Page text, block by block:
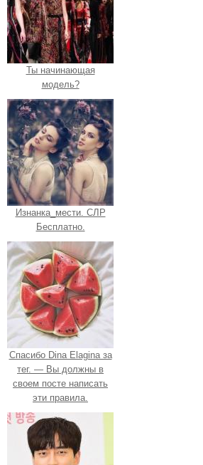
Ты начинающая
модель?
Изнанка_мести. СЛР
Бесплатно.
Спасибо Dina Elagina за
тег. — Вы должны в
своем посте написать
эти правила.